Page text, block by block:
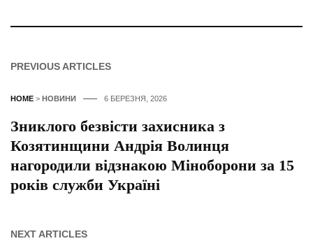
PREVIOUS ARTICLES
HOME > НОВИНИ 6 БЕРЕЗНЯ, 2026
Зниклого безвісти захисника з
Козятинщини Андрія Волинця
нагородили відзнакою Міноборони за 15
років служби Україні
NEXT ARTICLES